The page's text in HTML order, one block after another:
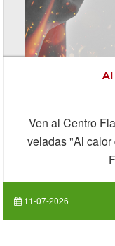
11-07-2026
Al
Ven al Centro
veladas "Al